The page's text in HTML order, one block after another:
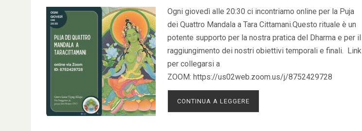
Ogni giovedì alle 20:30 ci incontriamo online per la Puja
dei Quattro Mandala a Tara Cittamani.Questo rituale è un
potente supporto per la nostra pratica del Dharma e per il
raggiungimento dei nostri obiettivi temporali e finali. Link
per collegarsi a
ZOOM: https://us02web.zoom.us/j/8752429728
CONTINUA A LEGGERE